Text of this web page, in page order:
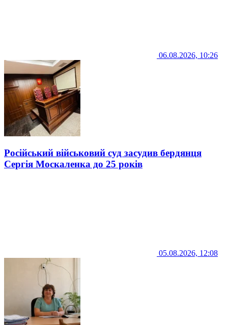
06.08.2026, 10:26
Російський військовий суд засудив бердянця
Сергія Москаленка до 25 років
05.08.2026, 12:08